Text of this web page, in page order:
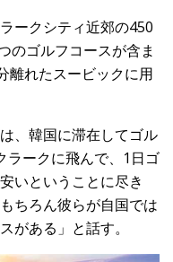
ークシティ近郊の450
のゴルフコースが含ま
離れたスービックに用
、韓国に滞在してゴル
ラークに飛んで、1日ゴ
いということに尽き
ちろん彼らが自国では
がある」と話す。